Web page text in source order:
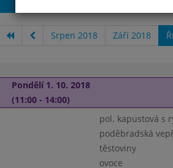
Srpen 2018 Září 2018
Pondělí 1. 10. 2018
(11:00 - 14:00)
pol. kapustová s
poděbradská
těstoviny
ovoce